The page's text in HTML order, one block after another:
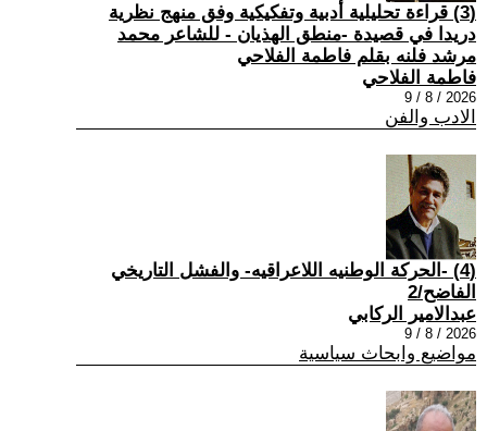
(3) قراءة تحليلية أدبية وتفكيكية وفق منهج نظرية
دريدا في قصيدة -منطق الهذيان - للشاعر محمد
مرشد فلنه بقلم فاطمة الفلاحي
فاطمة الفلاحي
2026 / 8 / 9
الادب والفن
(4) -الحركة الوطنيه اللاعراقيه- والفشل التاريخي
الفاضح/2
عبدالامير الركابي
2026 / 8 / 9
مواضيع وابحاث سياسية